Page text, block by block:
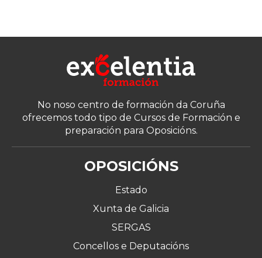
No noso centro de formación da Coruña
ofrecemos todo tipo de Cursos de Formación e
preparación para Oposicións.
OPOSICIÓNS
Estado
Xunta de Galicia
SERGAS
Concellos e Deputacións